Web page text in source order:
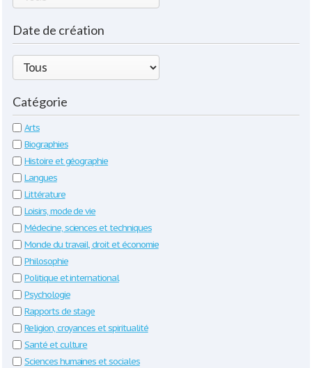
Date de création
Catégorie
Arts
Biographies
Histoire et géographie
Langues
Littérature
Loisirs, mode de vie
Médecine, sciences et techniques
Monde du travail, droit et économie
Philosophie
Politique et international
Psychologie
Rapports de stage
Religion, croyances et spiritualité
Santé et culture
Sciences humaines et sociales